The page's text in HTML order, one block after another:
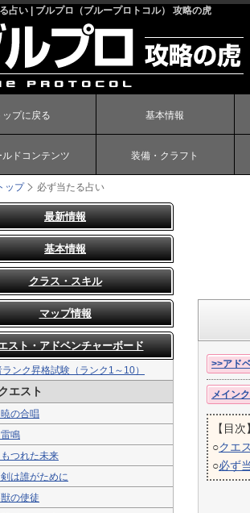
占い | ブルプロ（ブループロトコル） 攻略の虎
ップに戻る 基本情報
ルドコンテンツ 装備・クラフト
ップ 必ず当たる占い
>>アド
メイン
【目次】
○クエ
○必ず
最新情報
基本情報
クラス・スキル
マップ情報
スト・アドベンチャーボード
ランク昇格試験（ランク1～10）
エスト
の合唱
鳴
つれた未来
は誰がために
の使徒